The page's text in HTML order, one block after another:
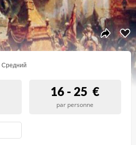
Средний
16 - 25 €
par personne